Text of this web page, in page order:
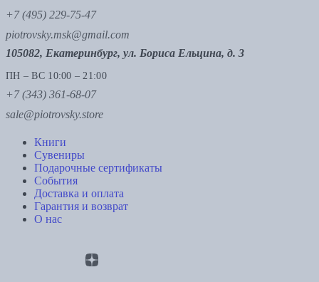
+7 (495) 229-75-47
piotrovsky.msk@gmail.com
105082, Екатеринбург, ул. Бориса Ельцина, д. 3
ПН – ВС 10:00 – 21:00
+7 (343) 361-68-07
sale@piotrovsky.store
Книги
Сувениры
Подарочные сертификаты
События
Доставка и оплата
Гарантия и возврат
О нас